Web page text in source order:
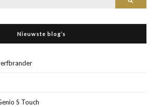
Nieuwste blog’s
S Touch